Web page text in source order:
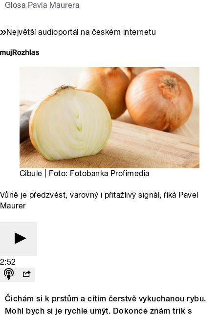
Glosa Pavla Maurera
Největší audioportál na českém internetu
Cibule | Foto: Fotobanka Profimedia
Vůně je předzvěst, varovný i přitažlivý signál, říká Pavel
Maurer
2:52
Čichám si k prstům a cítím čerstvě vykuchanou rybu.
Mohl bych si je rychle umýt. Dokonce znám trik s